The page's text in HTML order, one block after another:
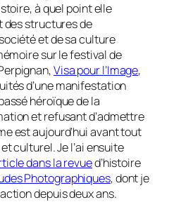
à quel point elle
structures de
et de sa culture
sur le festival de
Visa pour l’Image,
d’une manifestation
héroïque de la
et refusant d’admettre
est aujourd’hui avant tout
culturel. Je l’ai ensuite
dans la revued’histoire
Photographiques, dont je
depuis deux ans.